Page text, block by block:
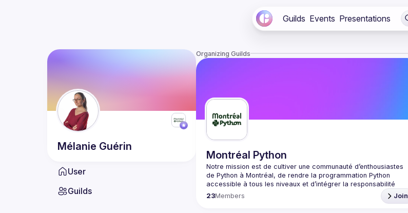
Guilds Events Presentations
Mélanie Guérin
User
Guilds
Organizing Guilds
Montréal Python
Notre mission est de cultiver une communauté d’enthousiastes
de Python à Montréal, de rendre la programmation Python
accessible à tous les niveaux et d’intégrer la responsabilité
23Members Join